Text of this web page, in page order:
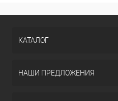
КАТАЛОГ
НАШИ ПРЕДЛОЖЕНИЯ